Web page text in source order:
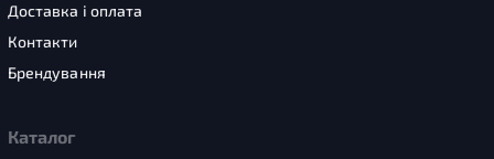
Доставка і оплата
Контакти
Брендування
Каталог